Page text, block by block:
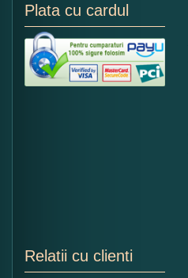
Plata cu cardul
Relatii cu clienti